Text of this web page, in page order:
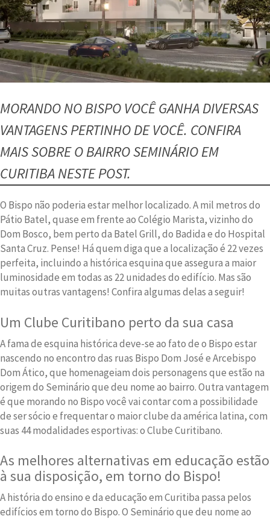
MORANDO NO BISPO VOCÊ GANHA DIVERSAS
VANTAGENS PERTINHO DE VOCÊ. CONFIRA
MAIS SOBRE O BAIRRO SEMINÁRIO EM
CURITIBA NESTE POST.
O Bispo não poderia estar melhor localizado. A mil metros do
Pátio Batel, quase em frente ao Colégio Marista, vizinho do
Dom Bosco, bem perto da Batel Grill, do Badida e do Hospital
Santa Cruz. Pense! Há quem diga que a localização é 22 vezes
perfeita, incluindo a histórica esquina que assegura a maior
luminosidade em todas as 22 unidades do edifício. Mas são
muitas outras vantagens! Confira algumas delas a seguir!
Um Clube Curitibano perto da sua casa
A fama de esquina histórica deve-se ao fato de o Bispo estar
nascendo no encontro das ruas Bispo Dom José e Arcebispo
Dom Ático, que homenageiam dois personagens que estão na
origem do Seminário que deu nome ao bairro. Outra vantagem
é que morando no Bispo você vai contar com a possibilidade
de ser sócio e frequentar o maior clube da américa latina, com
suas 44 modalidades esportivas: o Clube Curitibano.
As melhores alternativas em educação estão
à sua disposição, em torno do Bispo!
A história do ensino e da educação em Curitiba passa pelos
edifícios em torno do Bispo. O Seminário que deu nome ao